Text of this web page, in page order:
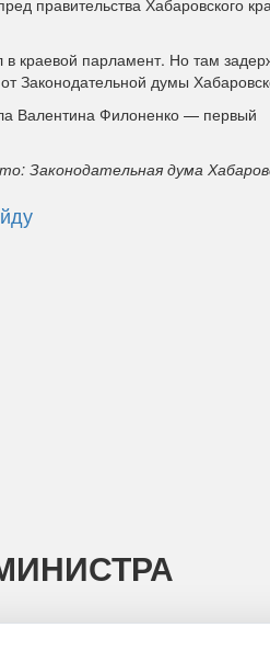
правительства Хабаровского
краевой парламент. Но там
Законодательной думы
Валентина Филоненко — первый
Законодательная дума